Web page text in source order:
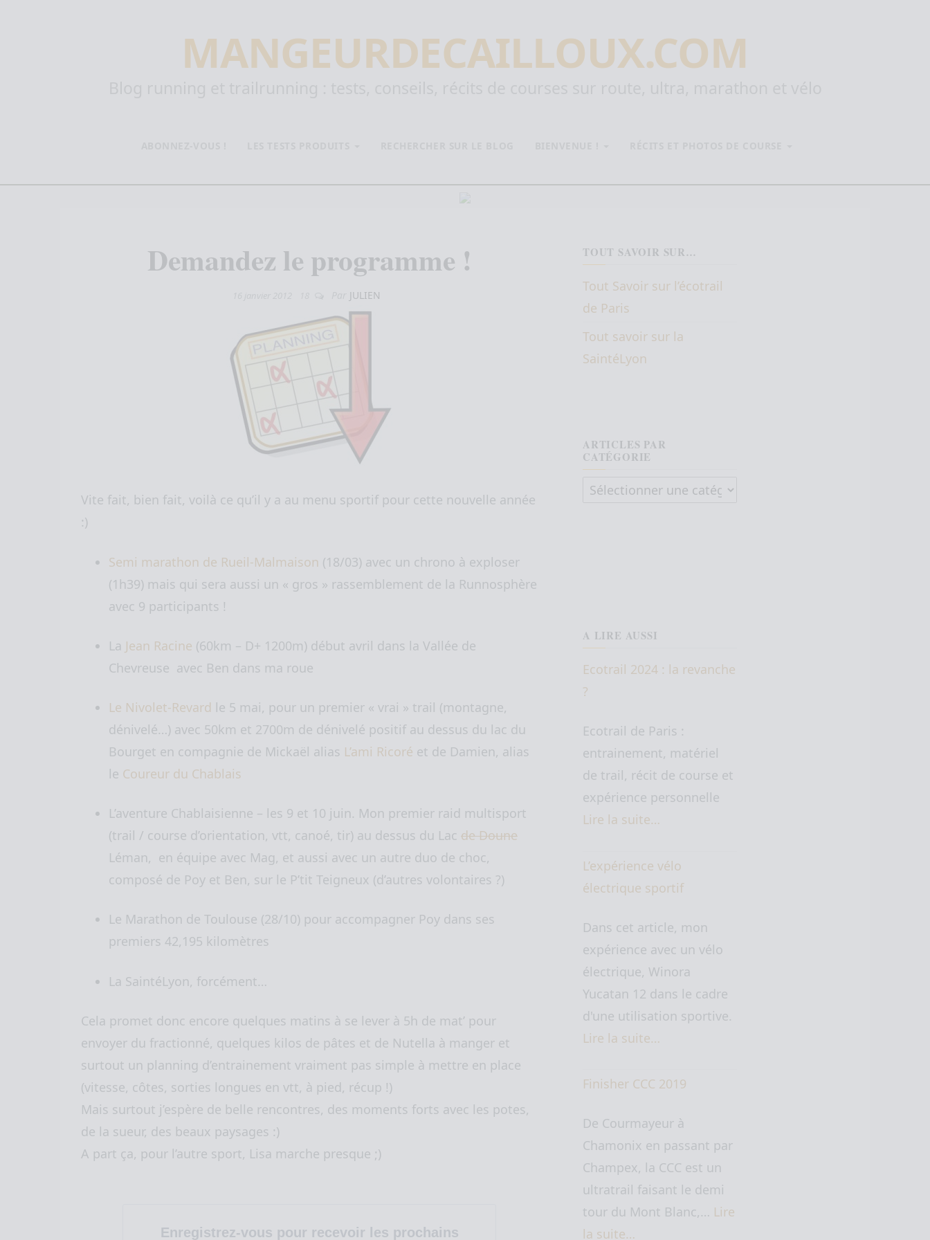
MANGEURDECAILLOUX.COM
Demandez le programme !
JULIEN
Vite fait, bien fait, voilà ce qu’il y a au menu sportif pour cette nouvelle année
:)
Semi marathon de Rueil-Malmaison (18/03) avec un chrono à exploser
(1h39) mais qui sera aussi un « gros » rassemblement de la Runnosphère
avec 9 participants !
La Jean Racine (60km – D+ 1200m) début avril dans la Vallée de
Chevreuse avec Ben dans ma roue
Le Nivolet-Revard le 5 mai, pour un premier « vrai » trail (montagne,
dénivelé…) avec 50km et 2700m de dénivelé positif au dessus du lac du
Bourget en compagnie de Mickaël alias L’ami Ricoré et de Damien, alias
le Coureur du Chablais
L’aventure Chablaisienne – les 9 et 10 juin. Mon premier raid multisport
(trail / course d’orientation, vtt, canoé, tir) au dessus du Lac de Doune
Léman, en équipe avec Mag, et aussi avec un autre duo de choc,
composé de Poy et Ben, sur le P’tit Teigneux (d’autres volontaires ?)
Le Marathon de Toulouse (28/10) pour accompagner Poy dans ses
premiers 42,195 kilomètres
La SaintéLyon, forcément…
Cela promet donc encore quelques matins à se lever à 5h de mat’ pour
envoyer du fractionné, quelques kilos de pâtes et de Nutella à manger et
surtout un planning d’entrainement vraiment pas simple à mettre en place
(vitesse, côtes, sorties longues en vtt, à pied, récup !)
Mais surtout j’espère de belle rencontres, des moments forts avec les potes,
de la sueur, des beaux paysages :)
A part ça, pour l’autre sport, Lisa marche presque ;)
Enregistrez-vous pour recevoir les prochains
TOUT SAVOIR SUR…
Tout Savoir sur l’écotrail
de Paris
Tout savoir sur la
SaintéLyon
ARTICLES PAR
CATÉGORIE
Articles par catégorie
A LIRE AUSSI
Ecotrail 2024 : la revanche
?
Ecotrail de Paris :
entrainement, matériel
de trail, récit de course et
expérience personnelle
Lire la suite…
L’expérience vélo
électrique sportif
Dans cet article, mon
expérience avec un vélo
électrique, Winora
Yucatan 12 dans le cadre
d'une utilisation sportive.
Lire la suite…
Finisher CCC 2019
De Courmayeur à
Chamonix en passant par
Champex, la CCC est un
ultratrail faisant le demi
tour du Mont Blanc,… Lire
la suite…